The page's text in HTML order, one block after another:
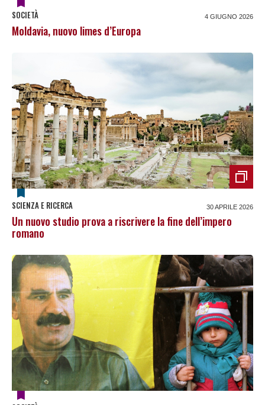
SOCIETÀ 4 GIUGNO 2026
Moldavia, nuovo limes d’Europa
SCIENZA E RICERCA 30 APRILE 2026
Un nuovo studio prova a riscrivere la fine dell’impero
romano